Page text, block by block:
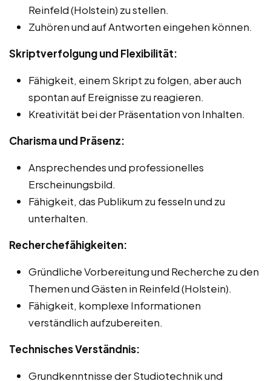
Reinfeld (Holstein) zu stellen.
Zuhören und auf Antworten eingehen können.
Skriptverfolgung und Flexibilität:
Fähigkeit, einem Skript zu folgen, aber auch
spontan auf Ereignisse zu reagieren.
Kreativität bei der Präsentation von Inhalten.
Charisma und Präsenz:
Ansprechendes und professionelles
Erscheinungsbild.
Fähigkeit, das Publikum zu fesseln und zu
unterhalten.
Recherchefähigkeiten:
Gründliche Vorbereitung und Recherche zu den
Themen und Gästen in Reinfeld (Holstein).
Fähigkeit, komplexe Informationen
verständlich aufzubereiten.
Technisches Verständnis:
Grundkenntnisse der Studiotechnik und